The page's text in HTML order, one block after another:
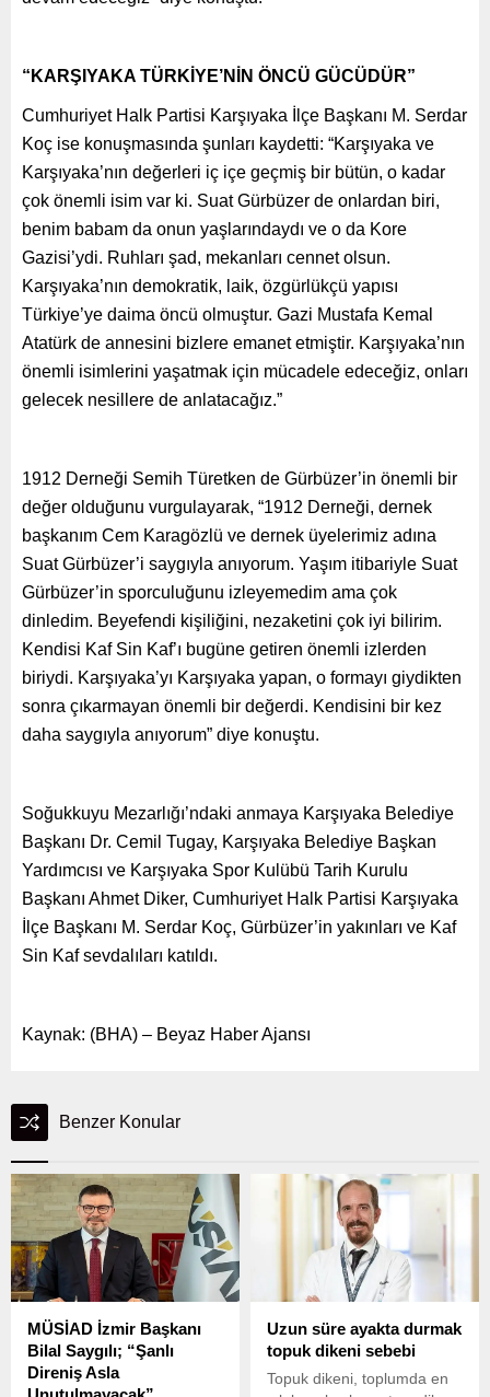
“KARŞIYAKA TÜRKİYE’NİN ÖNCÜ GÜCÜDÜR”
Cumhuriyet Halk Partisi Karşıyaka İlçe Başkanı M. Serdar
Koç ise konuşmasında şunları kaydetti: “Karşıyaka ve
Karşıyaka’nın değerleri iç içe geçmiş bir bütün, o kadar
çok önemli isim var ki. Suat Gürbüzer de onlardan biri,
benim babam da onun yaşlarındaydı ve o da Kore
Gazisi’ydi. Ruhları şad, mekanları cennet olsun.
Karşıyaka’nın demokratik, laik, özgürlükçü yapısı
Türkiye’ye daima öncü olmuştur. Gazi Mustafa Kemal
Atatürk de annesini bizlere emanet etmiştir. Karşıyaka’nın
önemli isimlerini yaşatmak için mücadele edeceğiz, onları
gelecek nesillere de anlatacağız.”
1912 Derneği Semih Türetken de Gürbüzer’in önemli bir
değer olduğunu vurgulayarak, “1912 Derneği, dernek
başkanım Cem Karagözlü ve dernek üyelerimiz adına
Suat Gürbüzer’i saygıyla anıyorum. Yaşım itibariyle Suat
Gürbüzer’in sporculuğunu izleyemedim ama çok
dinledim. Beyefendi kişiliğini, nezaketini çok iyi bilirim.
Kendisi Kaf Sin Kaf’ı bugüne getiren önemli izlerden
biriydi. Karşıyaka’yı Karşıyaka yapan, o formayı giydikten
sonra çıkarmayan önemli bir değerdi. Kendisini bir kez
daha saygıyla anıyorum” diye konuştu.
Soğukkuyu Mezarlığı’ndaki anmaya Karşıyaka Belediye
Başkanı Dr. Cemil Tugay, Karşıyaka Belediye Başkan
Yardımcısı ve Karşıyaka Spor Kulübü Tarih Kurulu
Başkanı Ahmet Diker, Cumhuriyet Halk Partisi Karşıyaka
İlçe Başkanı M. Serdar Koç, Gürbüzer’in yakınları ve Kaf
Sin Kaf sevdalıları katıldı.
Kaynak: (BHA) – Beyaz Haber Ajansı
Benzer Konular
MÜSİAD İzmir Başkanı
Bilal Saygılı; “Şanlı
Direniş Asla
Uzun süre ayakta durmak
topuk dikeni sebebi
Topuk dikeni, toplumda en